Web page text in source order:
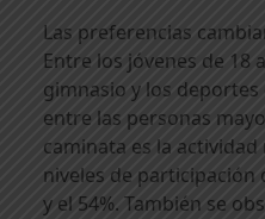
Las preferencias
Entre los jóvenes de 18
gimnasio y los
entre las personas
caminata es la
niveles de participación
y el 54%. También se